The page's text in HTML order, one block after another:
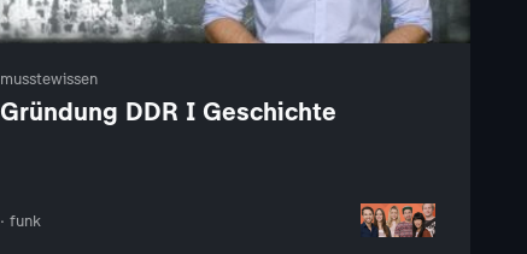
musstewissen
Gründung DDR I Geschichte
· funk